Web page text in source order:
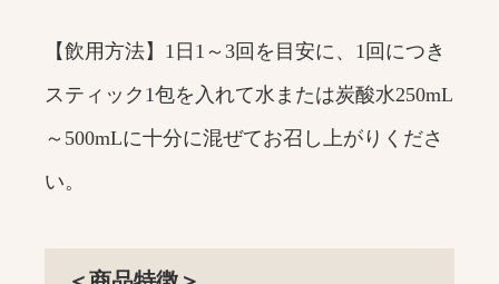
【飲用方法】1日1～3回を目安に、1回につき
スティック1包を入れて水または炭酸水250mL
～500mLに十分に混ぜてお召し上がりくださ
い。